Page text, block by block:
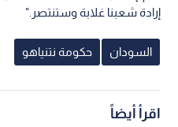
إرادة شعبنا غلابة وستنتصر."
السودان حكومة نتنياهو
اقرأ أيضاً